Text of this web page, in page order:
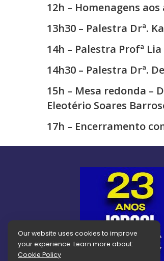
12h – Homenagens aos
13h30 – Palestra Drª.
14h – Palestra Profª Lia
14h30 – Palestra Drª.
15h – Mesa redonda –
Eleotério Soares
17h – Encerramento
Our website uses cookies to improve
your experience. Learn more about:
Cookie Policy